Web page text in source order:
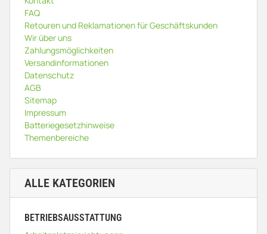
FAQ
Retouren und Reklamationen für Geschäftskunden
Wir über uns
Zahlungsmöglichkeiten
Versandinformationen
Datenschutz
AGB
Sitemap
Impressum
Batteriegesetzhinweise
Themenbereiche
ALLE KATEGORIEN
BETRIEBSAUSSTATTUNG